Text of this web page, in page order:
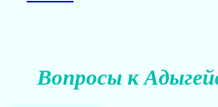
Вопросы к